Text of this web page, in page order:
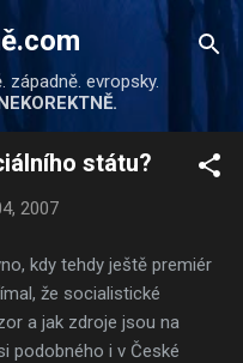
obsah
západně. evropsky.
státu?
2007
kdy tehdy ještě premiér
že socialistické
a jak zdroje jsou na
podobného i v České